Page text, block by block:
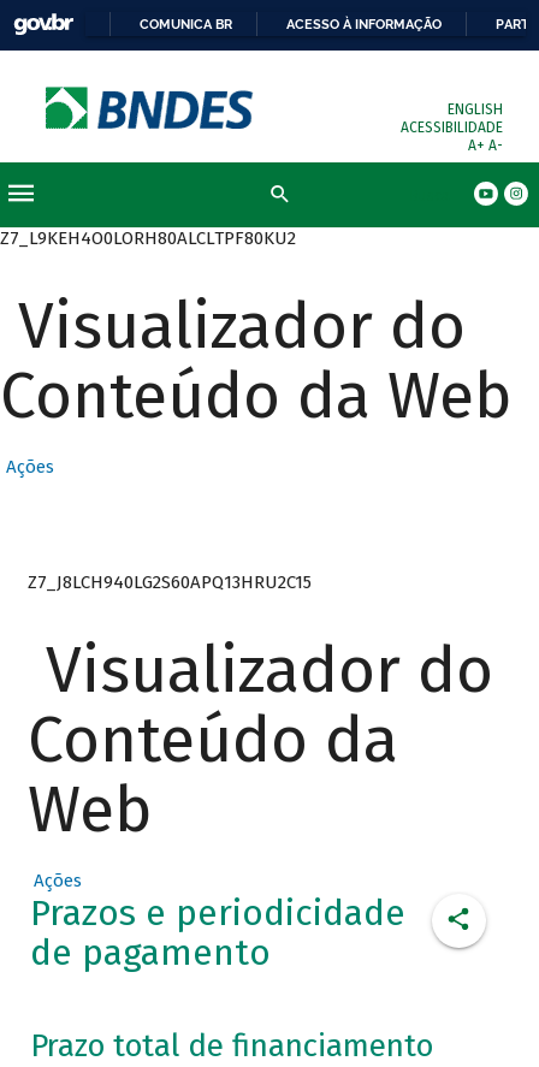
COMUNICA BR ACESSO À INFORMAÇÃO
ENGLISH
ACESSIBILIDADE
A+ A-
Z7_L9KEH4O0LORH80ALCLTPF80KU2
Visualizador do
Conteúdo da Web
Ações
Z7_J8LCH940LG2S60APQ13HRU2C15
Visualizador do
Conteúdo da
Web
Ações
Prazos e periodicidade
de pagamento
Prazo total de financiamento